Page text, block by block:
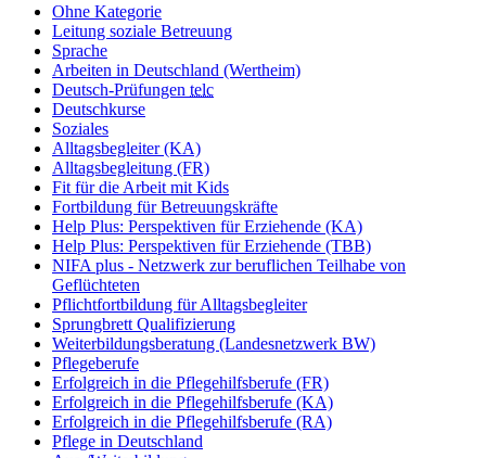
Ohne Kategorie
Leitung soziale Betreuung
Sprache
Arbeiten in Deutschland (Wertheim)
Deutsch-Prüfungen telc
Deutschkurse
Soziales
Alltagsbegleiter (KA)
Alltagsbegleitung (FR)
Fit für die Arbeit mit Kids
Fortbildung für Betreuungskräfte
Help Plus: Perspektiven für Erziehende (KA)
Help Plus: Perspektiven für Erziehende (TBB)
NIFA plus - Netzwerk zur beruflichen Teilhabe von
Geflüchteten
Pflichtfortbildung für Alltagsbegleiter
Sprungbrett Qualifizierung
Weiterbildungsberatung (Landesnetzwerk BW)
Pflegeberufe
Erfolgreich in die Pflegehilfsberufe (FR)
Erfolgreich in die Pflegehilfsberufe (KA)
Erfolgreich in die Pflegehilfsberufe (RA)
Pflege in Deutschland